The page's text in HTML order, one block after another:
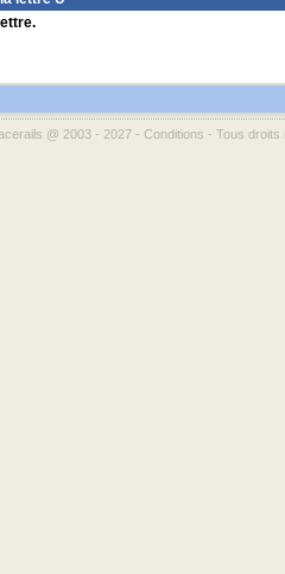
@ 2003 - 2027 - Conditions - Tous droits